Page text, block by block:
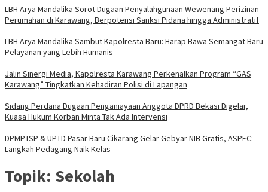
LBH Arya Mandalika Sorot Dugaan Penyalahgunaan Wewenang Perizinan
Perumahan di Karawang, Berpotensi Sanksi Pidana hingga Administratif
LBH Arya Mandalika Sambut Kapolresta Baru: Harap Bawa Semangat Baru
Pelayanan yang Lebih Humanis
Jalin Sinergi Media, Kapolresta Karawang Perkenalkan Program “GAS
Karawang” Tingkatkan Kehadiran Polisi di Lapangan
Sidang Perdana Dugaan Penganiayaan Anggota DPRD Bekasi Digelar,
Kuasa Hukum Korban Minta Tak Ada Intervensi
DPMPTSP & UPTD Pasar Baru Cikarang Gelar Gebyar NIB Gratis, ASPEC:
Langkah Pedagang Naik Kelas
Topik: Sekolah